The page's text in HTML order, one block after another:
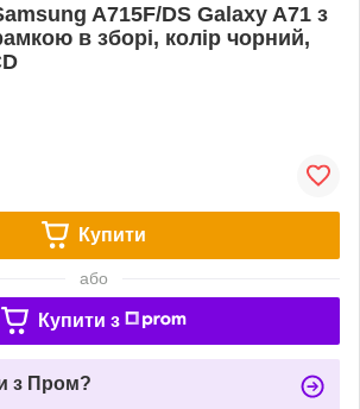
A715F/DS Galaxy A71 з
в зборі, колір чорний,
Купити
або
Купити з
з Пром?